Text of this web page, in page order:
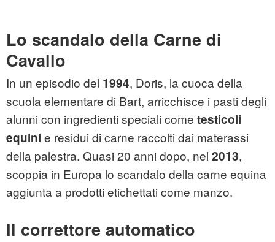
Lo scandalo della Carne di
Cavallo
In un episodio del 1994, Doris, la cuoca della
scuola elementare di Bart, arricchisce i pasti degli
alunni con ingredienti speciali come testicoli
equini e residui di carne raccolti dai materassi
della palestra. Quasi 20 anni dopo, nel 2013,
scoppia in Europa lo scandalo della carne equina
aggiunta a prodotti etichettati come manzo.
Il correttore automatico